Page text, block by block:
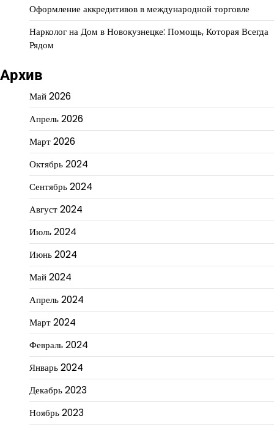
Оформление аккредитивов в международной торговле
Нарколог на Дом в Новокузнецке: Помощь, Которая Всегда
Рядом
Архив
Май 2026
Апрель 2026
Март 2026
Октябрь 2024
Сентябрь 2024
Август 2024
Июль 2024
Июнь 2024
Май 2024
Апрель 2024
Март 2024
Февраль 2024
Январь 2024
Декабрь 2023
Ноябрь 2023